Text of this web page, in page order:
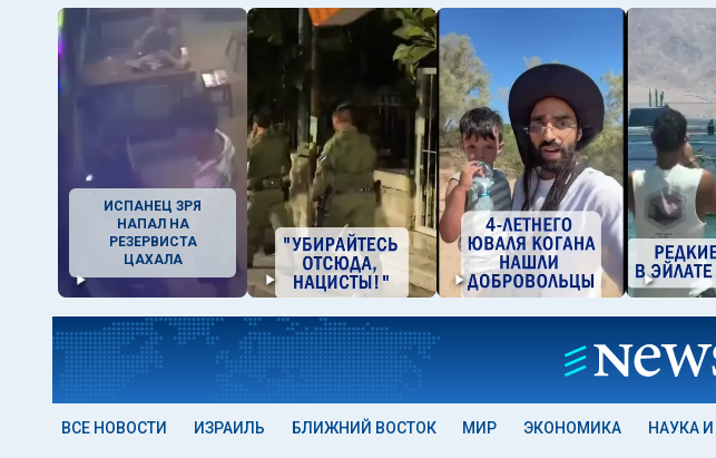
ИСПАНЕЦ ЗРЯ
НАПАЛ НА
РЕЗЕРВИСТА
ЦАХАЛА
ВСЕ НОВОСТИ ИЗРАИЛЬ БЛИЖНИЙ ВОСТОК МИР ЭКОНОМИКА НАУКА